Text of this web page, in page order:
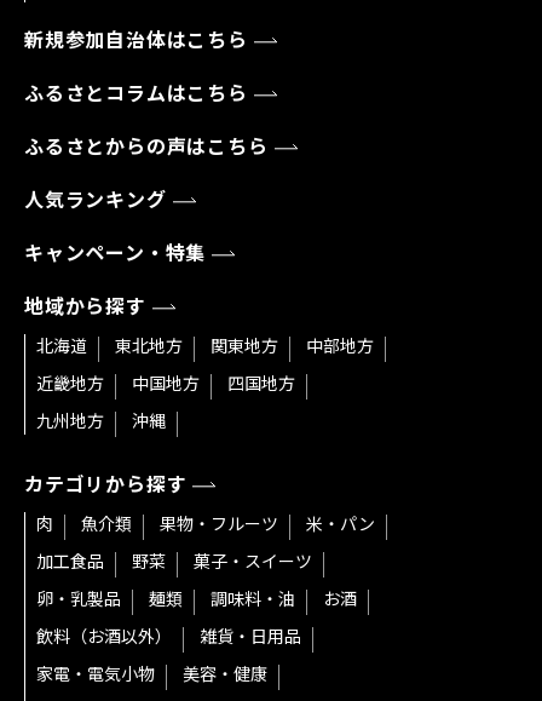
新規参加自治体はこちら
ふるさとコラムはこちら
ふるさとからの声はこちら
人気ランキング
キャンペーン・特集
地域から探す
北海道 東北地方 関東地方
中部地方
近畿地方
中国地方
四国地方
九州地方
沖縄
カテゴリから探す
肉 魚介類 果物・フルーツ
米・パン
加工食品
野菜
菓子・スイーツ
卵・乳製品
麺類 調味料・油
お酒
飲料（お酒以外）
雑貨・日用品
家電・電気小物
美容・健康